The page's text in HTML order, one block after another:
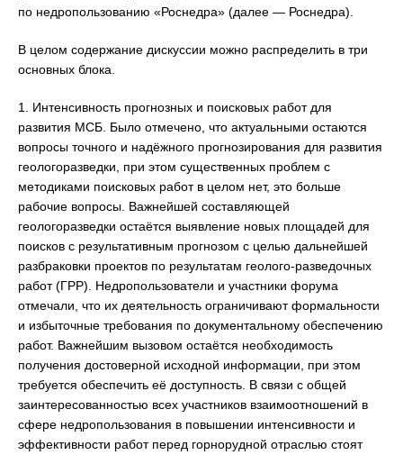
по недропользованию «Роснедра» (далее — Роснедра).
В целом содержание дискуссии можно распределить в три
основных блока.
1. Интенсивность прогнозных и поисковых работ для
развития МСБ. Было отмечено, что актуальными остаются
вопросы точного и надёжного прогнозирования для развития
геологоразведки, при этом существенных проблем с
методиками поисковых работ в целом нет, это больше
рабочие вопросы. Важнейшей составляющей
геологоразведки остаётся выявление новых площадей для
поисков с результативным прогнозом с целью дальнейшей
разбраковки проектов по результатам геолого-разведочных
работ (ГРР). Недропользователи и участники форума
отмечали, что их деятельность ограничивают формальности
и избыточные требования по документальному обеспечению
работ. Важнейшим вызовом остаётся необходимость
получения достоверной исходной информации, при этом
требуется обеспечить её доступность. В связи с общей
заинтересованностью всех участников взаимоотношений в
сфере недропользования в повышении интенсивности и
эффективности работ перед горнорудной отраслью стоят